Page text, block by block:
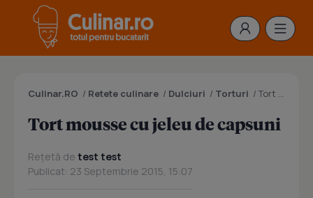
Culinar.RO / Retete culinare / Dulciuri / Torturi /Tort mousse cu jeleu de capsuni
Tort mousse cu jeleu de capsuni
Rețetă de test test
Publicat: 23 Septembrie 2015, 15:07